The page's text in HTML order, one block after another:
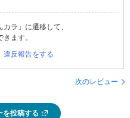
ラ」に遷移して、
ます。
違反報告をする
次のレビュー
を投稿する